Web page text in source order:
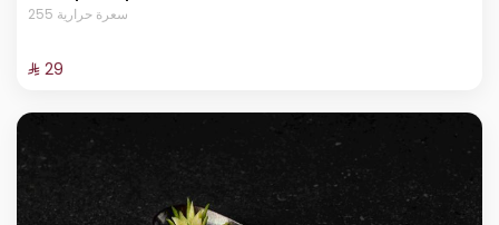
255 سعرة حرارية
⁨⁦‪‬ 29⁩